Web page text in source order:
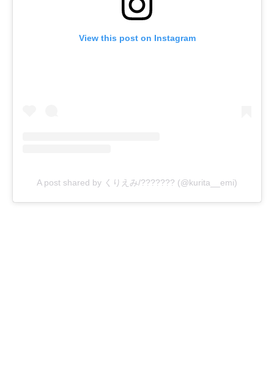
View this post on Instagram
A post shared by くりえみ/??????? (@kurita__emi)